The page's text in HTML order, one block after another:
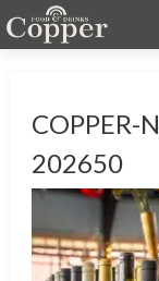
COPPER-
202650